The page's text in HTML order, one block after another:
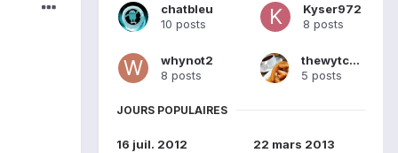
chatbleu
10 posts
Kyser972
8 posts
whynot2
8 posts
thewytcher
5 posts
JOURS POPULAIRES
16 juil. 2012
22 mars 2013